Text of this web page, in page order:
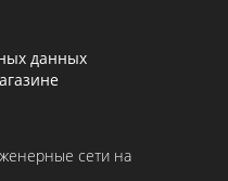
данных